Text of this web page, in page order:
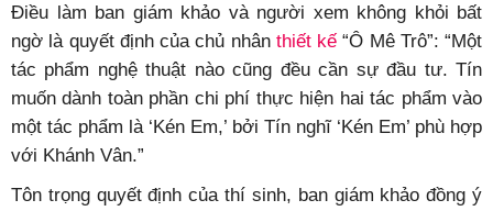
Điều làm ban giám khảo và người xem không khỏi bất
ngờ là quyết định của chủ nhân thiết kế “Ô Mê Trô”: “Một
tác phẩm nghệ thuật nào cũng đều cần sự đầu tư. Tín
muốn dành toàn phần chi phí thực hiện hai tác phẩm vào
một tác phẩm là ‘Kén Em,’ bởi Tín nghĩ ‘Kén Em’ phù hợp
với Khánh Vân.”
Tôn trọng quyết định của thí sinh, ban giám khảo đồng ý